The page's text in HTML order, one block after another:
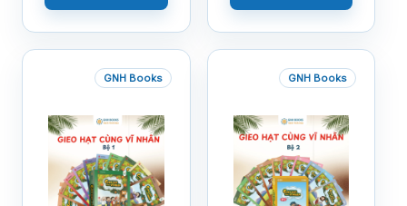
GNH Books GNH Books